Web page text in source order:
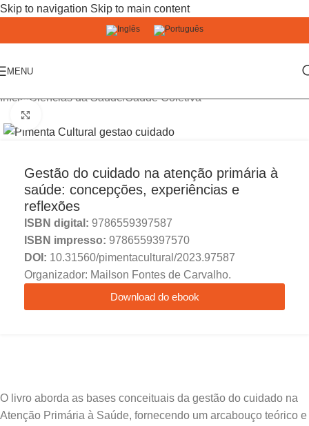
Skip to navigation Skip to main content
MENU
Início/Ciências da Saúde/Saúde Coletiva
Gestão do cuidado na atenção primária à
saúde: concepções, experiências e
reflexões
ISBN digital: 9786559397587
ISBN impresso: 9786559397570
DOI: 10.31560/pimentacultural/2023.97587
Organizador: Mailson Fontes de Carvalho.
Download do ebook
O livro aborda as bases conceituais da gestão do cuidado na
Atenção Primária à Saúde, fornecendo um arcabouço teórico e